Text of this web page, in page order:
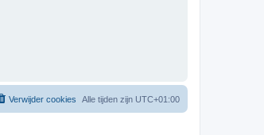
Alle tijden zijn UTC+01:00
Verwijder cookies